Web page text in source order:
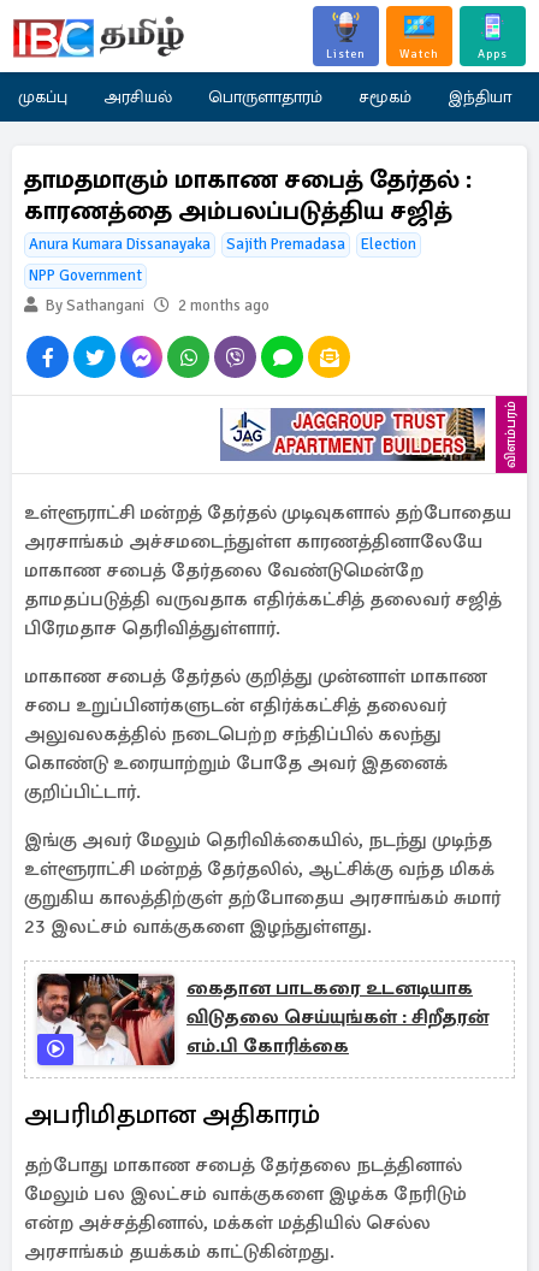
Listen Watch Apps
முகப்பு அரசியல் பொருளாதாரம் சமூகம் இந்தியா
தாமதமாகும் மாகாண சபைத் தேர்தல் :
காரணத்தை அம்பலப்படுத்திய சஜித்
Anura Kumara Dissanayaka Sajith Premadasa
Election
NPP Government
By Sathangani
2 months ago
விளம்பரம்
உள்ளூராட்சி மன்றத் தேர்தல் முடிவுகளால் தற்போதைய
அரசாங்கம் அச்சமடைந்துள்ள காரணத்தினாலேயே
மாகாண சபைத் தேர்தலை வேண்டுமென்றே
தாமதப்படுத்தி வருவதாக எதிர்க்கட்சித் தலைவர் சஜித்
பிரேமதாச தெரிவித்துள்ளார்.
மாகாண சபைத் தேர்தல் குறித்து முன்னாள் மாகாண
சபை உறுப்பினர்களுடன் எதிர்க்கட்சித் தலைவர்
அலுவலகத்தில் நடைபெற்ற சந்திப்பில் கலந்து
கொண்டு உரையாற்றும் போதே அவர் இதனைக்
குறிப்பிட்டார்.
இங்கு அவர் மேலும் தெரிவிக்கையில், நடந்து முடிந்த
உள்ளூராட்சி மன்றத் தேர்தலில், ஆட்சிக்கு வந்த மிகக்
குறுகிய காலத்திற்குள் தற்போதைய அரசாங்கம் சுமார்
23 இலட்சம் வாக்குகளை இழந்துள்ளது.
கைதான பாடகரை உடனடியாக
விடுதலை செய்யுங்கள் : சிறீதரன்
எம்.பி கோரிக்கை
அபரிமிதமான அதிகாரம்
தற்போது மாகாண சபைத் தேர்தலை நடத்தினால்
மேலும் பல இலட்சம் வாக்குகளை இழக்க நேரிடும்
என்ற அச்சத்தினால், மக்கள் மத்தியில் செல்ல
அரசாங்கம் தயக்கம் காட்டுகின்றது.